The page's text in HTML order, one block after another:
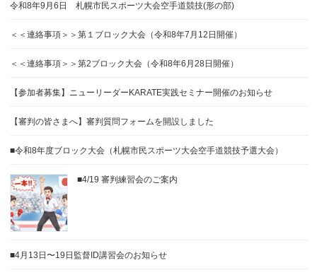
令和8年9月6日 札幌市民スポーツ大会空手道競技(形の部)
＜＜連絡事項＞＞第１ブロック大会（令和8年7月12日開催）
＜＜連絡事項＞＞第2ブロック大会（令和8年6月28日開催）
【参加者募集】ニューリーダーKARATE実践セミナー開催のお知らせ
【審判の皆さまへ】審判質問フォームを開設しました
■令和8年度ブロック大会（札幌市民スポーツ大会空手道競技予選大会）
■4/19 審判練習会のご案内
■4月13日〜19日監督ID講習会のお知らせ